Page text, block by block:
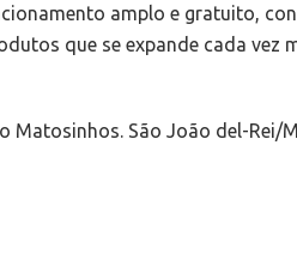
amplo e gratuito,
que se expande cada vez
Matosinhos. São João del-Rei/